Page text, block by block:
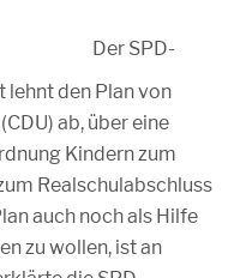
Der SPD-
lehnt den Plan von
ab, über eine
Kindern zum
Realschulabschluss
auch noch als Hilfe
zu wollen, ist an